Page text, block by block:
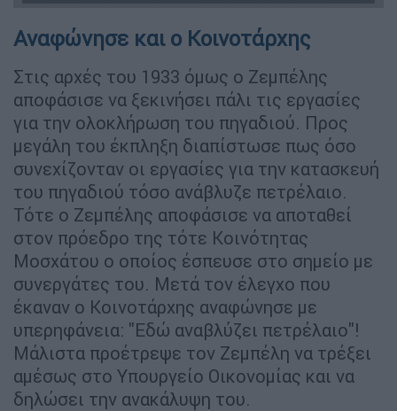
Αναφώνησε και ο Κοινοτάρχης
Στις αρχές του 1933 όμως ο Ζεμπέλης
αποφάσισε να ξεκινήσει πάλι τις εργασίες
για την ολοκλήρωση του πηγαδιού. Προς
μεγάλη του έκπληξη διαπίστωσε πως όσο
συνεχίζονταν οι εργασίες για την κατασκευή
του πηγαδιού τόσο ανάβλυζε πετρέλαιο.
Τότε ο Ζεμπέλης αποφάσισε να αποταθεί
στον πρόεδρο της τότε Κοινότητας
Μοσχάτου ο οποίος έσπευσε στο σημείο με
συνεργάτες του. Μετά τον έλεγχο που
έκαναν ο Κοινοτάρχης αναφώνησε με
υπερηφάνεια: "Εδώ αναβλύζει πετρέλαιο"!
Μάλιστα προέτρεψε τον Ζεμπέλη να τρέξει
αμέσως στο Υπουργείο Οικονομίας και να
δηλώσει την ανακάλυψη του.